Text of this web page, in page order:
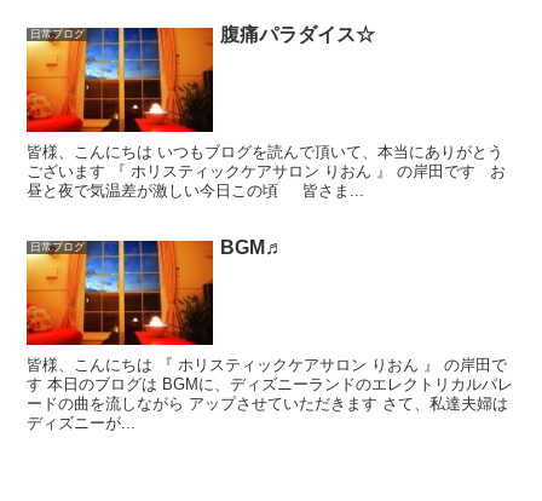
日常ブログ 腹痛パラダイス☆
皆様、こんにちは いつもブログを読んで頂いて、本当にありがとう
ございます 『 ホリスティックケアサロン りおん 』 の岸田です お
昼と夜で気温差が激しい今日この頃 皆さま...
日常ブログ BGM♬
皆様、こんにちは 『 ホリスティックケアサロン りおん 』 の岸田で
す 本日のブログは BGMに、ディズニーランドのエレクトリカルパレ
ードの曲を流しながら アップさせていただきます さて、私達夫婦は
ディズニーが...